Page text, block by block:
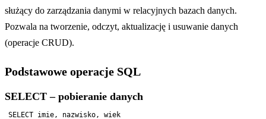
służący do zarządzania danymi w relacyjnych bazach danych.
Pozwala na tworzenie, odczyt, aktualizację i usuwanie danych
(operacje CRUD).
Podstawowe operacje SQL
SELECT – pobieranie danych
SELECT imie, nazwisko, wiek